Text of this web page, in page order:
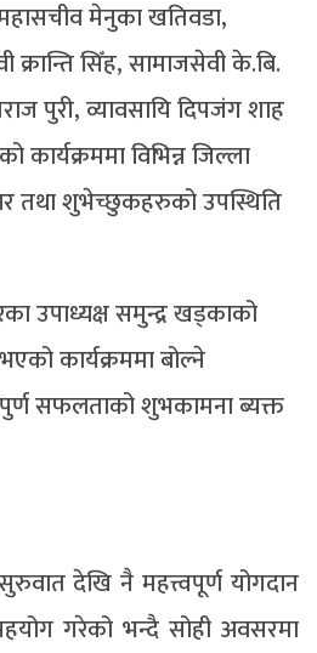
मेनुका खतिवडा,
क्रान्ति सिँह, सामाजसेवी के.बि.
पुरी, व्यावसायि दिपजंग शाह
विभिन्न जिल्ला
तथा शुभेच्छुकहरुको उपस्थिति
उपाध्यक्ष समुन्द्र खड्काको
कार्यक्रममा बोल्ने
सफलताको शुभकामना ब्यक्त
देखि नै महत्त्वपूर्ण योगदान
गरेको भन्दै सोही अवसरमा